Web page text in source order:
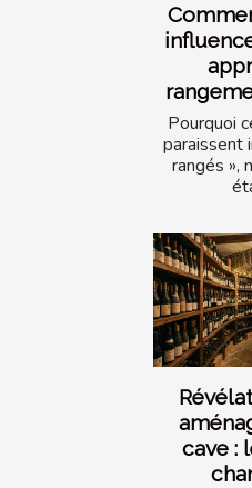
Pourquoi
paraissent
rangés »,
cave :